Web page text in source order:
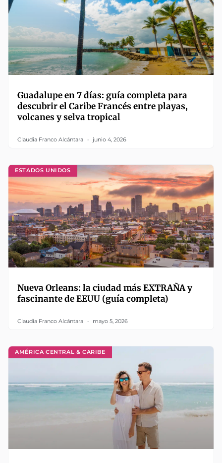
Guadalupe en 7 días: guía completa para
descubrir el Caribe Francés entre playas,
volcanes y selva tropical
Claudia Franco Alcántara junio 4, 2026
ESTADOS UNIDOS
Nueva Orleans: la ciudad más EXTRAÑA y
fascinante de EEUU (guía completa)
Claudia Franco Alcántara mayo 5, 2026
AMÉRICA CENTRAL & CARIBE